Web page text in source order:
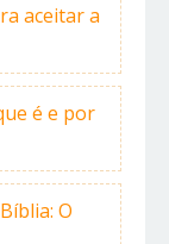
aceitar a
é e por
O